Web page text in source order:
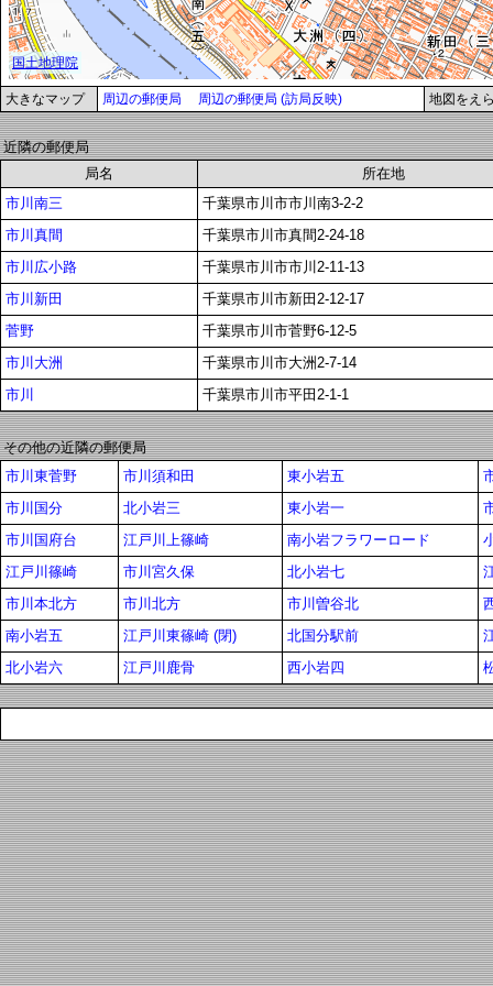
大きなマップ 周辺の郵便局 周辺の郵便局 (訪局反映) 地図をえ
近隣の郵便局
局名
所在地
市川南三
千葉県市川市市川南3-2-2
市川真間
千葉県市川市真間2-24-18
市川広小路
千葉県市川市市川2-11-13
市川新田
千葉県市川市新田2-12-17
菅野
千葉県市川市菅野6-12-5
市川大洲
千葉県市川市大洲2-7-14
市川
千葉県市川市平田2-1-1
その他の近隣の郵便局
市川東菅野
市川須和田 東小岩五
市川国分
北小岩三 東小岩一
市川国府台
江戸川上篠崎 南小岩フラワーロード
江戸川篠崎
市川宮久保 北小岩七
市川本北方
市川北方 市川曽谷北
南小岩五
江戸川東篠崎 (閉) 北国分駅前
北小岩六
江戸川鹿骨 西小岩四